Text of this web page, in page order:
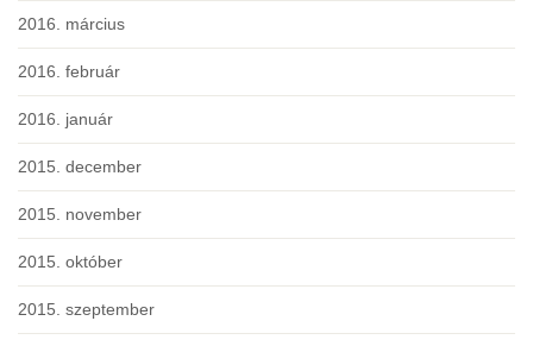
2016. március
2016. február
2016. január
2015. december
2015. november
2015. október
2015. szeptember